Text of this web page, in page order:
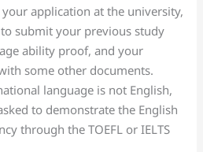
application at the university,
submit your previous study
ability proof, and your
some other documents.
language is not English,
to demonstrate the English
through the TOEFL or IELTS